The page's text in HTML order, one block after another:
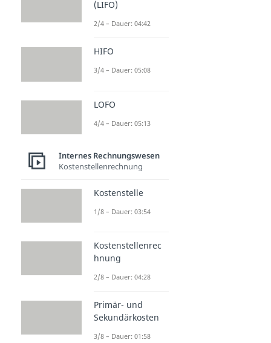
(LIFO)
2/4 – Dauer: 04:42
HIFO
3/4 – Dauer: 05:08
LOFO
4/4 – Dauer: 05:13
Internes Rechnungswesen
Kostenstellenrechnung
Kostenstelle
1/8 – Dauer: 03:54
Kostenstellenrec
hnung
2/8 – Dauer: 04:28
Primär- und
Sekundärkosten
3/8 – Dauer: 01:58